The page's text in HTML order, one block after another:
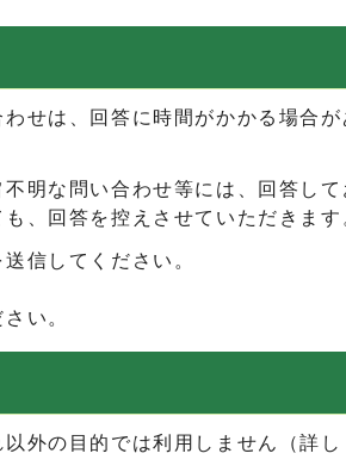
せは、回答に時間がかかる場合が
明な問い合わせ等には、回答して
、回答を控えさせていただきます
信してください。
い。
外の目的では利用しません（詳